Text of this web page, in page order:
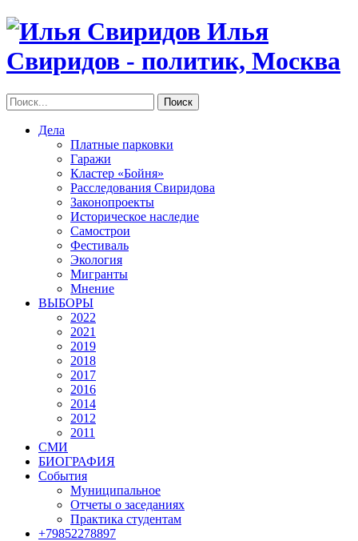
Илья
Свиридов - политик, Москва
Дела
Платные парковки
Гаражи
Кластер «Бойня»
Расследования Свиридова
Законопроекты
Историческое наследие
Самострои
Фестиваль
Экология
Мигранты
Мнение
ВЫБОРЫ
2022
2021
2019
2018
2017
2016
2014
2012
2011
СМИ
БИОГРАФИЯ
События
Муниципальное
Отчеты о заседаниях
Практика студентам
+79852278897